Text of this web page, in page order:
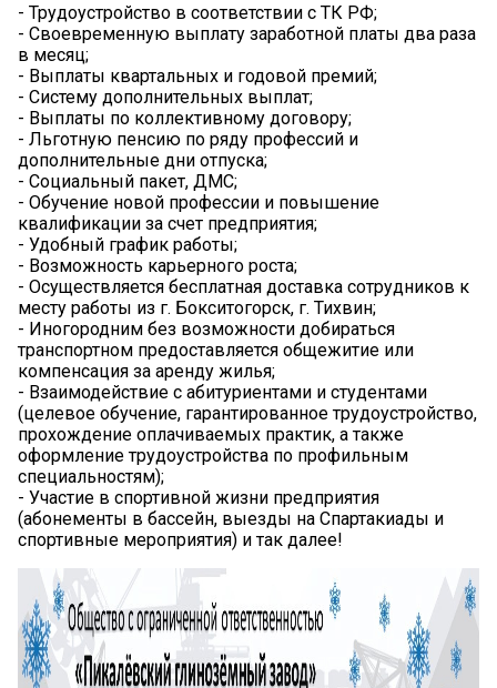
- Трудоустройство в соответствии с ТК РФ;
- Своевременную выплату заработной платы два раза
в месяц;
- Выплаты квартальных и годовой премий;
- Систему дополнительных выплат;
- Выплаты по коллективному договору;
- Льготную пенсию по ряду профессий и
дополнительные дни отпуска;
- Социальный пакет, ДМС;
- Обучение новой профессии и повышение
квалификации за счет предприятия;
- Удобный график работы;
- Возможность карьерного роста;
- Осуществляется бесплатная доставка сотрудников к
месту работы из г. Бокситогорск, г. Тихвин;
- Иногородним без возможности добираться
транспортном предоставляется общежитие или
компенсация за аренду жилья;
- Взаимодействие с абитуриентами и студентами
(целевое обучение, гарантированное трудоустройство,
прохождение оплачиваемых практик, а также
оформление трудоустройства по профильным
специальностям);
- Участие в спортивной жизни предприятия
(абонементы в бассейн, выезды на Спартакиады и
спортивные мероприятия) и так далее!